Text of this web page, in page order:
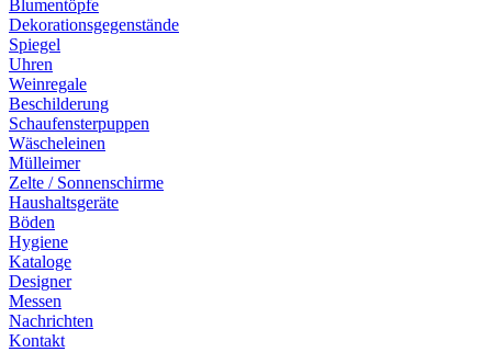
Blumentöpfe
Dekorationsgegenstände
Spiegel
Uhren
Weinregale
Beschilderung
Schaufensterpuppen
Wäscheleinen
Mülleimer
Zelte / Sonnenschirme
Haushaltsgeräte
Böden
Hygiene
Kataloge
Designer
Messen
Nachrichten
Kontakt